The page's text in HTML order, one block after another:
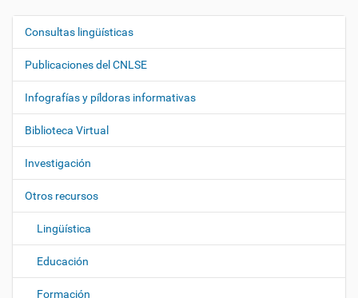
N
e
g
a
c
i
ó
n
Consultas lingüísticas
Publicaciones del CNLSE
Infografías y píldoras informativas
Biblioteca Virtual
Investigación
Otros recursos
Lingüística
Educación
Formación